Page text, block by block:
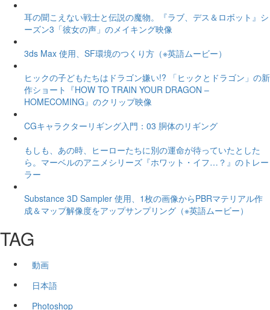
耳の聞こえない戦士と伝説の魔物。『ラブ、デス＆ロボット』シ
ーズン3「彼女の声」のメイキング映像
3ds Max 使用、SF環境のつくり方（※英語ムービー）
ヒックの子どもたちはドラゴン嫌い!? 「ヒックとドラゴン」の新
作ショート『HOW TO TRAIN YOUR DRAGON –
HOMECOMING』のクリップ映像
CGキャラクターリギング入門：03 胴体のリギング
もしも、あの時、ヒーローたちに別の運命が待っていたとした
ら。マーベルのアニメシリーズ『ホワット・イフ…？』のトレー
ラー
Substance 3D Sampler 使用、1枚の画像からPBRマテリアル作
成＆マップ解像度をアップサンプリング（※英語ムービー）
TAG
動画
日本語
Photoshop